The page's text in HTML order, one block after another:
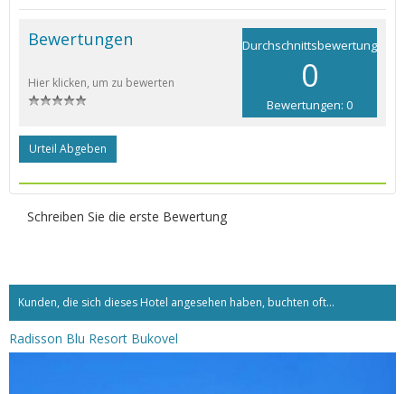
Durchschnittsbewertung
0
Bewertungen: 0
Bewertungen
Hier klicken, um zu bewerten
Urteil Abgeben
Schreiben Sie die erste Bewertung
Kunden, die sich dieses Hotel angesehen haben, buchten oft...
Radisson Blu Resort Bukovel